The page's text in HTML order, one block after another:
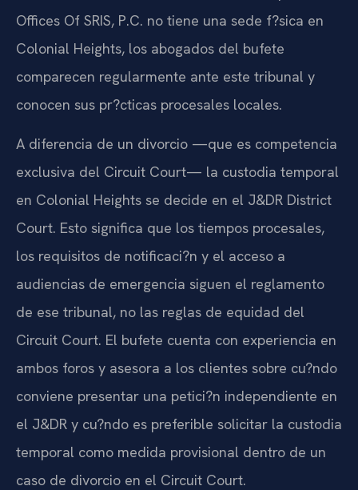
Offices Of SRIS, P.C. no tiene una sede f?sica en
Colonial Heights, los abogados del bufete
comparecen regularmente ante este tribunal y
conocen sus pr?cticas procesales locales.
A diferencia de un divorcio —que es competencia
exclusiva del Circuit Court— la custodia temporal
en Colonial Heights se decide en el J&DR District
Court. Esto significa que los tiempos procesales,
los requisitos de notificaci?n y el acceso a
audiencias de emergencia siguen el reglamento
de ese tribunal, no las reglas de equidad del
Circuit Court. El bufete cuenta con experiencia en
ambos foros y asesora a los clientes sobre cu?ndo
conviene presentar una petici?n independiente en
el J&DR y cu?ndo es preferible solicitar la custodia
temporal como medida provisional dentro de un
caso de divorcio en el Circuit Court.